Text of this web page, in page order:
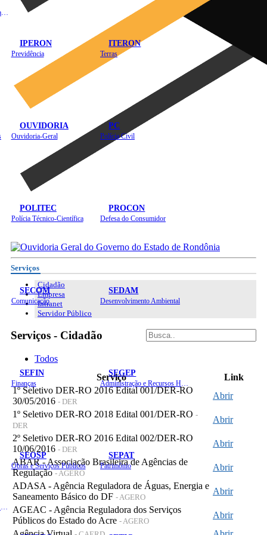
IPERON
Previdência
ITERON
Terras
OUVIDORIA
Ouvidoria-Geral
PC
Polícia Civil
POLITEC
Polícia Técnico-Científica
PROCON
Defesa do Consumidor
SECOM
Comunicação
SEDAM
Desenvolvimento Ambiental
SEFIN
Finanças
SEGEP
SEOSP
Obras e Serviços Públicos
SEPAT
Patrimônio
Serviços
Cidadão
Empresa
Intranet
Servidor Público
Serviços - Cidadão
Todos
Serviço
Link
1º Seletivo DER-RO 2016 Edital 001/DER-RO
30/05/2016 - DER
Abrir
1º Seletivo DER-RO 2018 Edital 001/DER-RO -
DER
Abrir
2º Seletivo DER-RO 2016 Edital 002/DER-RO
10/06/2016 - DER
Abrir
ABAR - Associação Brasileira de Agências de
Regulação- AGERO
Abrir
ADASA - Agência Reguladora de Águas, Energia e
Saneamento Básico do DF - AGERO
Abrir
AGEAC - Agência Reguladora dos Serviços
Públicos do Estado do Acre - AGERO
Abrir